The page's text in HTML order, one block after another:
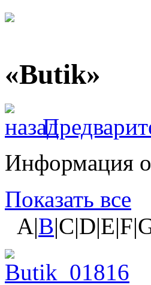
«Butik»
Информация о
Показать все
A|B